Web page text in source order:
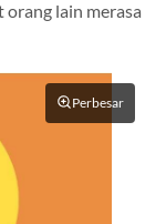
lain merasa
Perbesar